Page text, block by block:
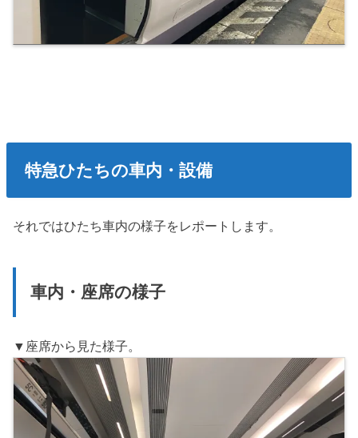
特急ひたちの車内・設備
それではひたち車内の様子をレポートします。
車内・座席の様子
▼座席から見た様子。